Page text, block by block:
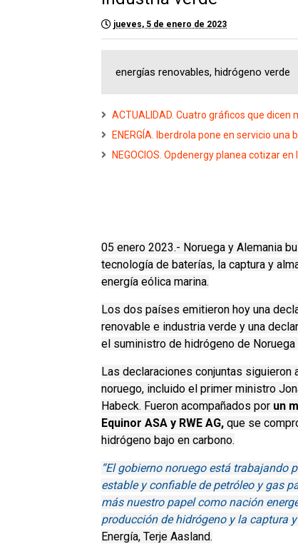
jueves, 5 de enero de 2023
energías renovables, hidrógeno verde
ACTUALIDAD. Cuatro gráficos que dicen
ENERGÍA. Iberdrola pone en servicio una
NEGOCIOS. Opdenergy planea cotizar
05 enero 2023.- Noruega y Alemania
tecnología de baterías, la captura y
energía eólica marina.
Los dos países emitieron hoy una
renovable e industria verde y una
el suministro de hidrógeno de Noruega
Las declaraciones conjuntas siguieron
noruego, incluido el primer ministro
Habeck. Fueron acompañados por un
Equinor ASA y RWE AG, que se
hidrógeno bajo en carbono.
“El gobierno noruego está trabajando
estable y confiable de petróleo y gas
más nuestro papel como nación
producción de hidrógeno y la captura
Energía, Terje Aasland.